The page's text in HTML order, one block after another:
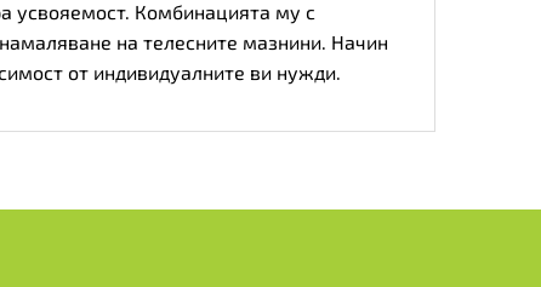
усвояемост. Комбинацията му с
на телесните мазнини. Начин
от индивидуалните ви нужди.